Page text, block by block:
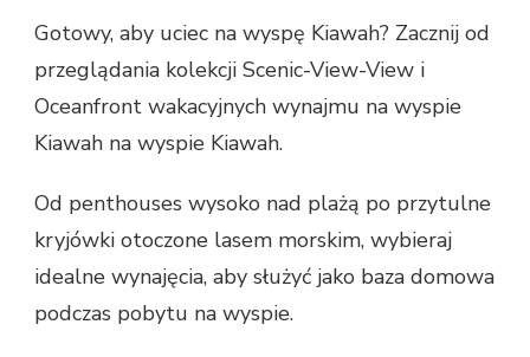
Gotowy, aby uciec na wyspę Kiawah? Zacznij od
przeglądania kolekcji Scenic-View-View i
Oceanfront wakacyjnych wynajmu na wyspie
Kiawah na wyspie Kiawah.
Od penthouses wysoko nad plażą po przytulne
kryjówki otoczone lasem morskim, wybieraj
idealne wynajęcia, aby służyć jako baza domowa
podczas pobytu na wyspie.